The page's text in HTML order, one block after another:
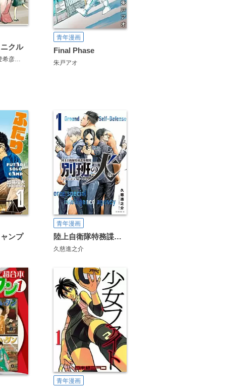
クル
希彦 元町夏央
青年漫画
Final Phase
朱戸アオ
ンプ
青年漫画
陸上自衛隊特務諜報機関 別班の犬
久慈進之介
青年漫画